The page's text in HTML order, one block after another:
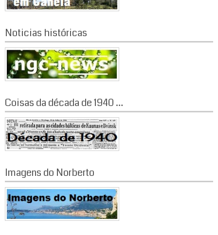
Noticias históricas
Coisas da década de 1940 …
Imagens do Norberto